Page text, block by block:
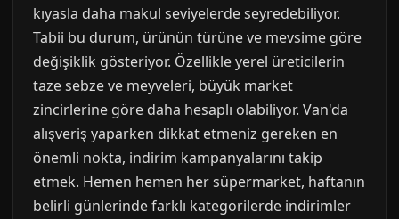
kıyasla daha makul seviyelerde seyredebiliyor.
Tabii bu durum, ürünün türüne ve mevsime göre
değişiklik gösteriyor. Özellikle yerel üreticilerin
taze sebze ve meyveleri, büyük market
zincirlerine göre daha hesaplı olabiliyor. Van'da
alışveriş yaparken dikkat etmeniz gereken en
önemli nokta, indirim kampanyalarını takip
etmek. Hemen hemen her süpermarket, haftanın
belirli günlerinde farklı kategorilerde indirimler